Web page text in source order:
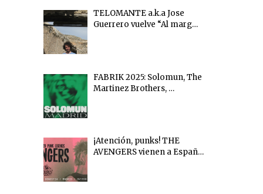
TELOMANTE a.k.a Jose
Guerrero vuelve “Al marg…
FABRIK 2025: Solomun, The
Martinez Brothers, …
¡Atención, punks! THE
AVENGERS vienen a Españ…